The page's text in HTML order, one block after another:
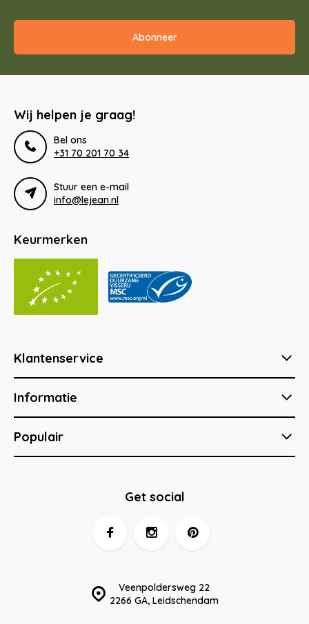
Abonneer
Wij helpen je graag!
Bel ons
+31 70 201 70 34
Stuur een e-mail
info@lejean.nl
Keurmerken
Klantenservice
Informatie
Populair
Veenpoldersweg 22
2266 GA, Leidschendam
Get social